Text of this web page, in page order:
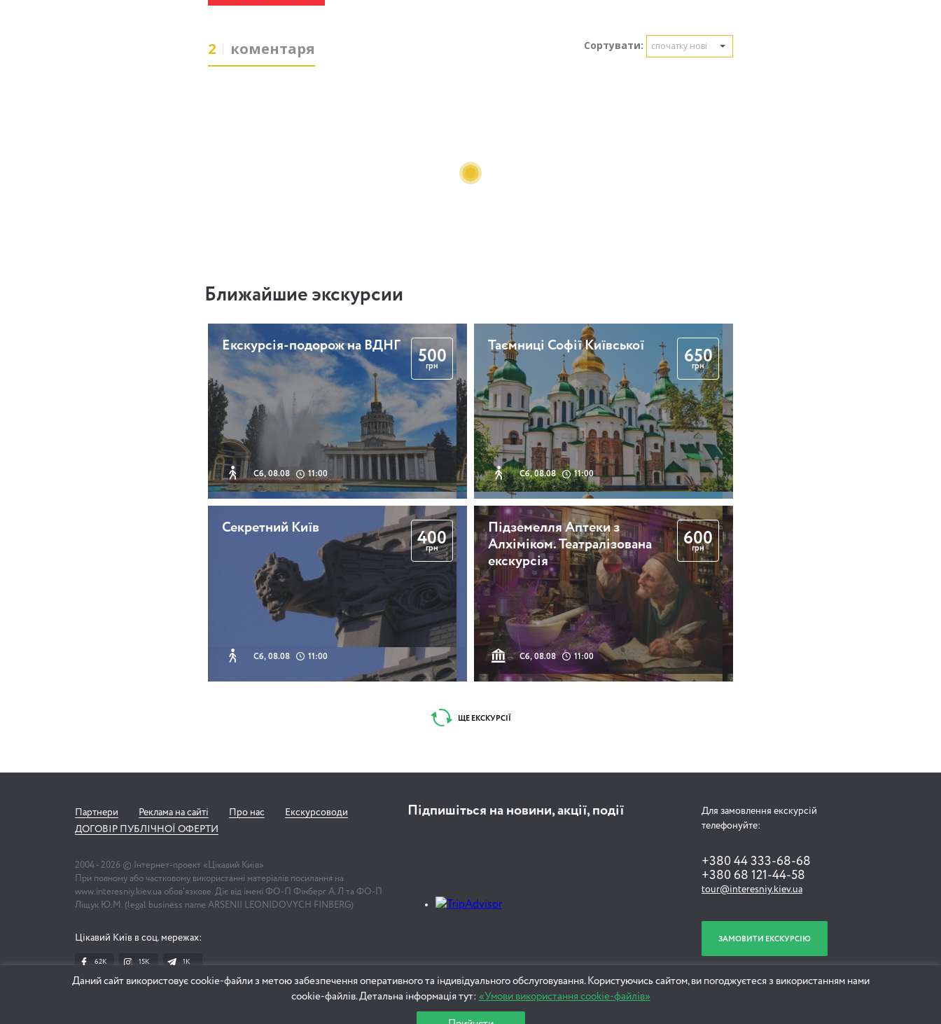
Даний сайт використовує cookie-файли з метою забезпечення оперативного та індивідуального обслуговування. Користуючись сайтом, ви погоджуєтеся з використанням нами
cookie-файлів. Детальна інформація тут: «Умови використання cookie-файлів»
2 коментаря Сортувати: спочатку нові
Ближайшие экскурсии
Екскурсія-подорож на ВДНГ
Сб, 08.08 11:00
500
грн
Таємниці Софії Київської
Сб, 08.08 11:00
650
грн
Секретний Київ
Сб, 08.08 11:00
400
грн
Підземелля Аптеки з
Алхіміком. Театралізована
екскурсія
Сб, 08.08 11:00
600
грн
ЩЕ ЕКСКУРСІЇ
Партнери Реклама на сайті Про нас
Екскурсоводи
ДОГОВІР ПУБЛІЧНОЇ ОФЕРТИ
2004 - 2026 © Інтернет-проект «Цікавий Київ»
При повному або частковому використанні матеріалів посилання на
www.interesniy.kiev.ua обов'язкове. Діє від імені ФО-П Фінберг А.Л та ФО-П
Ліщук Ю.М. (legal business name ARSENII LEONIDOVYCH FINBERG)
Цікавий Київ в соц. мережах:
62K 15K 1К
Підпишіться на новини, акції, події
Для замовлення екскурсій
телефонуйте:
+380 44 333-68-68
+380 68 121-44-58
tour@interesniy.kiev.ua
ЗАМОВИТИ ЕКСКУРСІЮ